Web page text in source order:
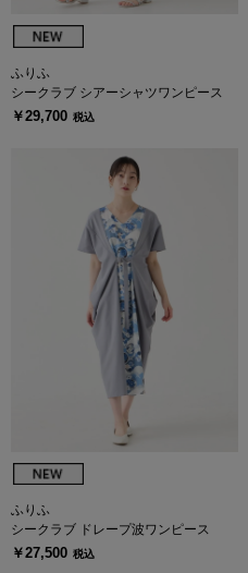
ふりふ
シークラブ シアーシャツワンピース
￥29,700 税込
ふりふ
シークラブ ドレープ波ワンピース
￥27,500 税込